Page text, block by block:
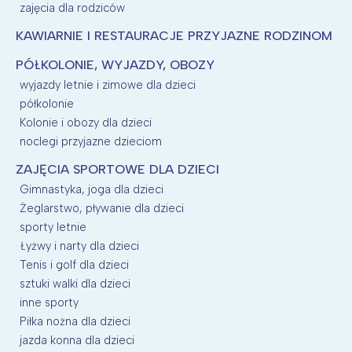
zajęcia dla rodziców
KAWIARNIE I RESTAURACJE PRZYJAZNE RODZINOM
PÓŁKOLONIE, WYJAZDY, OBOZY
wyjazdy letnie i zimowe dla dzieci
półkolonie
Kolonie i obozy dla dzieci
noclegi przyjazne dzieciom
ZAJĘCIA SPORTOWE DLA DZIECI
Gimnastyka, joga dla dzieci
Żeglarstwo, pływanie dla dzieci
sporty letnie
Łyżwy i narty dla dzieci
Tenis i golf dla dzieci
sztuki walki dla dzieci
inne sporty
Piłka nożna dla dzieci
jazda konna dla dzieci